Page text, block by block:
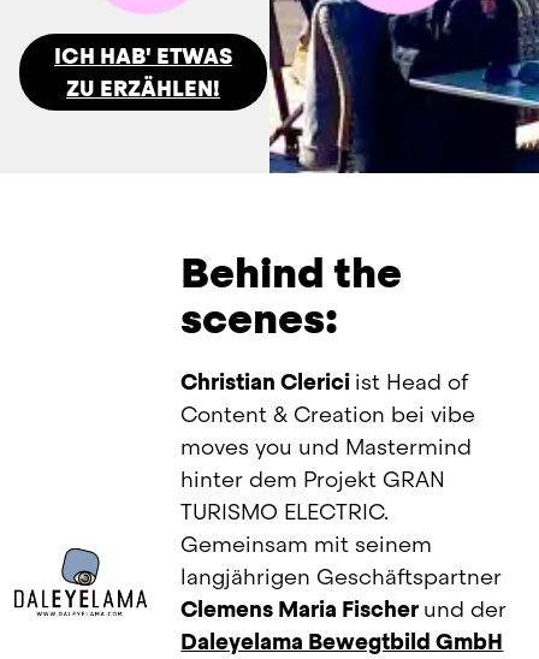
ICH HAB' ETWAS
ZU ERZÄHLEN!
Behind the
scenes:
Christian Clerici ist Head of
Content & Creation bei vibe
moves you und Mastermind
hinter dem Projekt GRAN
TURISMO ELECTRIC.
Gemeinsam mit seinem
Clemens Maria Fischer
Daleyelama Bewegtbild GmbH